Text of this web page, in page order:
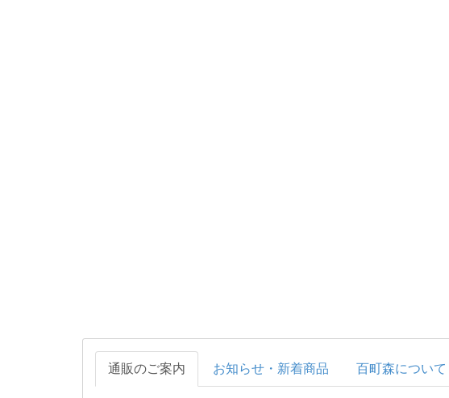
通販のご案内 お知らせ・新着商品 百町森について